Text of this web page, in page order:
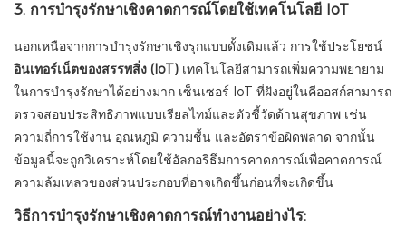
3. การบำรุงรักษาเชิงคาดการณ์โดยใช้เทคโนโลยี IoT
นอกเหนือจากการบำรุงรักษาเชิงรุกแบบดั้งเดิมแล้ว การใช้ประโยชน์
อินเทอร์เน็ตของสรรพสิ่ง (IoT) เทคโนโลยีสามารถเพิ่มความพยายาม
ในการบำรุงรักษาได้อย่างมาก เซ็นเซอร์ IoT ที่ฝังอยู่ในคีออสก์สามารถ
ตรวจสอบประสิทธิภาพแบบเรียลไทม์และตัวชี้วัดด้านสุขภาพ เช่น
ความถี่การใช้งาน อุณหภูมิ ความชื้น และอัตราข้อผิดพลาด จากนั้น
ข้อมูลนี้จะถูกวิเคราะห์โดยใช้อัลกอริธึมการคาดการณ์เพื่อคาดการณ์
ความล้มเหลวของส่วนประกอบที่อาจเกิดขึ้นก่อนที่จะเกิดขึ้น
วิธีการบำรุงรักษาเชิงคาดการณ์ทำงานอย่างไร: